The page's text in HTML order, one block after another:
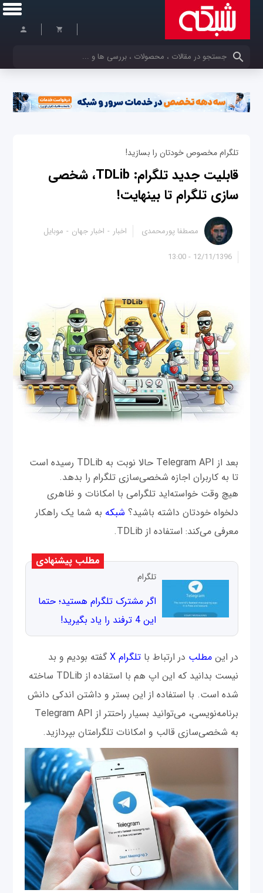
کلمات کلیدی خود را وارد کنید
تلگرام مخصوص خودتان را بسازید!
قابلیت جدید تلگرام: TDLib، شخصی
سازی تلگرام تا بینهایت!
12/11/1396 - 13:00
مصطفا پورمحمدی اخبار اخبار جهان موبایل
بعد از Telegram API حالا نوبت به TDLib رسیده است
تا به کاربران اجازه شخصی‌سازی تلگرام را بدهد.
هیچ وقت خواسته‌اید تلگرامی با امکانات و ظاهری
دلخواه خودتان داشته باشید؟ شبکه به شما یک راهکار
معرفی می‌کند: استفاده از TDLib.
مطلب پیشنهادی
تلگرام
اگر مشترک تلگرام هستید؛ حتما
این 4 ترفند را یاد بگیرید!
در اینمطلب در ارتباط باتلگرام X گفته بودیم و بد
نیست بدانید که این اپ هم با استفاده از TDLib ساخته
شده است. با استفاده از این بستر و داشتن اندکی دانش
برنامه‌نویسی، می‌توانید بسیار راحتتر از Telegram API
به شخصی‌سازی قالب و امکانات تلگرامتان بپردازید.